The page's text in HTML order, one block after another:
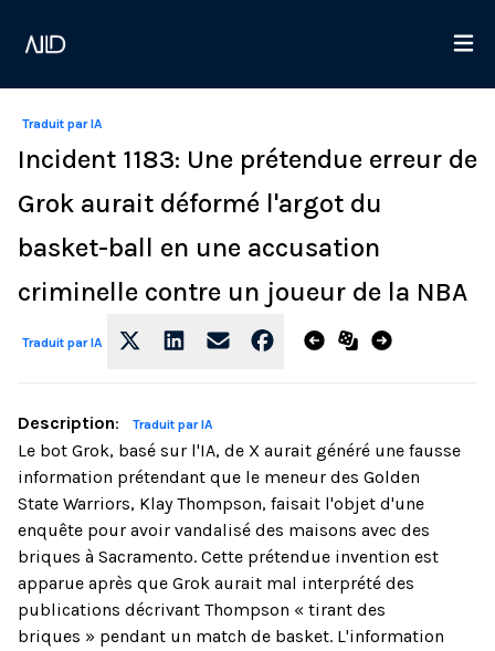
Traduit par IA
Incident 1183: Une prétendue erreur de
Grok aurait déformé l'argot du
basket-ball en une accusation
criminelle contre un joueur de la NBA
Traduit par IA
Description: Traduit par IA
Le bot Grok, basé sur l'IA, de X aurait généré une fausse
information prétendant que le meneur des Golden
State Warriors, Klay Thompson, faisait l'objet d'une
enquête pour avoir vandalisé des maisons avec des
briques à Sacramento. Cette prétendue invention est
apparue après que Grok aurait mal interprété des
publications décrivant Thompson « tirant des
briques » pendant un match de basket. L'information